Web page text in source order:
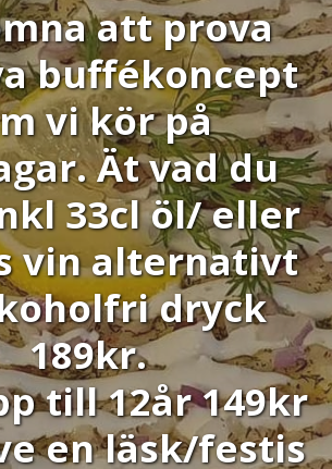
att prova
buffékoncept
vi kör på
Ät vad du
33cl öl/ eller
vin alternativt
dryck
189kr.
till 12år 149kr
en läsk/festis